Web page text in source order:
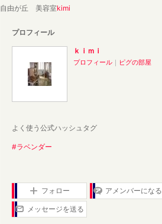
自由が丘 美容室kimi
プロフィール
ｋｉｍｉ
プロフィール ｜ ピグの部屋
よく使う公式ハッシュタグ
#ラベンダー
フォロー アメンバーになる
メッセージを送る